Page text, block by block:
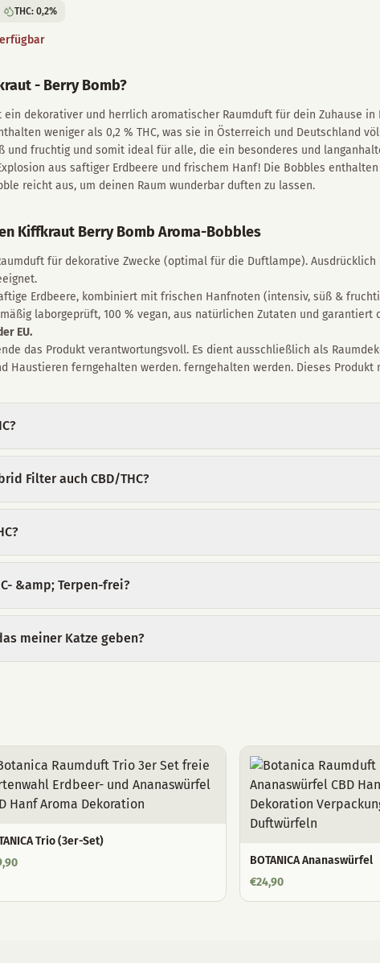
THC: 0,2%
- Berry Bomb?
ein dekorativer und herrlich aromatischer Raumduft für dein Zuhause in
weniger als 0,2 % THC, was sie in Österreich und Deutschland
und fruchtig und somit ideal für alle, die ein besonderes und
aus saftiger Erdbeere und frischem Hanf! Die Bobbles
reicht aus, um deinen Raum wunderbar duften zu lassen.
Kiffkraut Berry Bomb Aroma-Bobbles
für dekorative Zwecke (optimal für die Duftlampe).
Erdbeere, kombiniert mit frischen Hanfnoten (intensiv, süß &
laborgeprüft, 100 % vegan, aus natürlichen Zutaten und garantiert
EU.
das Produkt verantwortungsvoll. Es dient ausschließlich als
Haustieren ferngehalten werden. ferngehalten werden. Dieses Produkt
Filter auch CBD/THC?
&amp; Terpen-frei?
meiner Katze geben?
Trio (3er-Set)
BOTANICA Ananaswürfel
€24,90